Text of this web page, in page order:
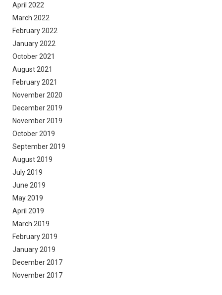
April 2022
March 2022
February 2022
January 2022
October 2021
August 2021
February 2021
November 2020
December 2019
November 2019
October 2019
September 2019
August 2019
July 2019
June 2019
May 2019
April 2019
March 2019
February 2019
January 2019
December 2017
November 2017